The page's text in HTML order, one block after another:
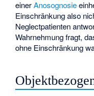
einerAnosognosie
Einschränkung also
Neglectpatienten
Wahrnehmung fragt,
ohne Einschränkung